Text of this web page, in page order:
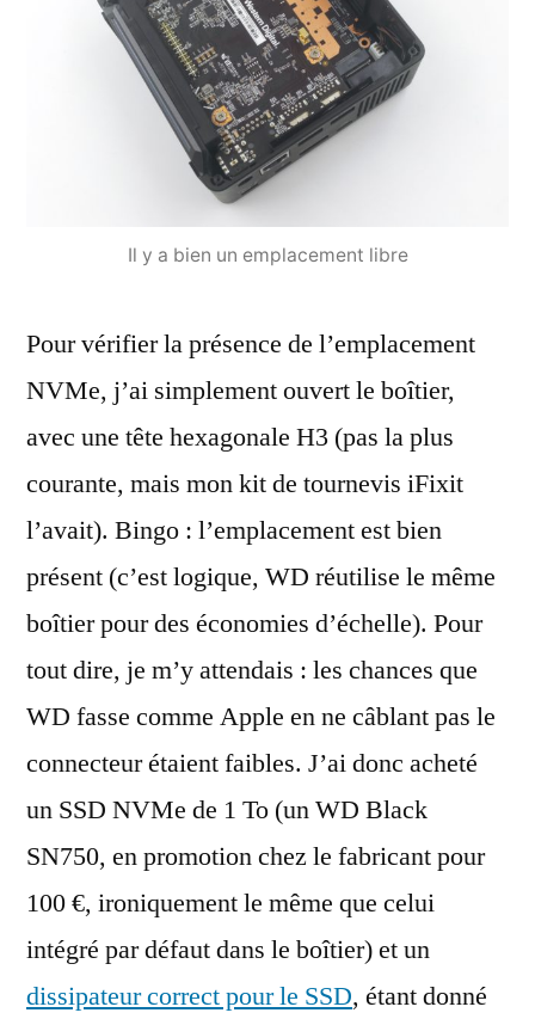
Il y a bien un emplacement libre
Pour vérifier la présence de l’emplacement
NVMe, j’ai simplement ouvert le boîtier,
avec une tête hexagonale H3 (pas la plus
courante, mais mon kit de tournevis iFixit
l’avait). Bingo : l’emplacement est bien
présent (c’est logique, WD réutilise le même
boîtier pour des économies d’échelle). Pour
tout dire, je m’y attendais : les chances que
WD fasse comme Apple en ne câblant pas le
connecteur étaient faibles. J’ai donc acheté
un SSD NVMe de 1 To (un WD Black
SN750, en promotion chez le fabricant pour
100 €, ironiquement le même que celui
intégré par défaut dans le boîtier) et un
dissipateur correct pour le SSD, étant donné